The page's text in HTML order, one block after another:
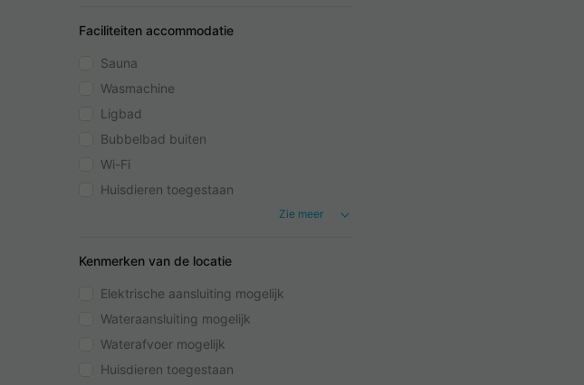
Faciliteiten accommodatie
Sauna
Wasmachine
Ligbad
Bubbelbad buiten
Wi-Fi
Huisdieren toegestaan
Zie meer
Kenmerken van de locatie
Elektrische aansluiting mogelijk
Wateraansluiting mogelijk
Waterafvoer mogelijk
Huisdieren toegestaan